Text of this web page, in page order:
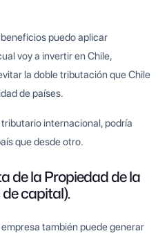
puedo aplicar
voy a invertir en Chile,
la doble tributación que Chile
de países.
internacional, podría
que desde otro.
de la Propiedad de la
capital).
también puede generar